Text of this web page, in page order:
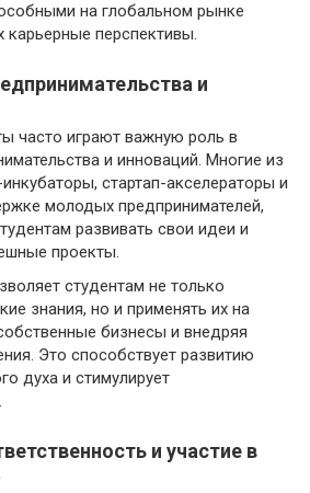
на глобальном рынке
карьерные перспективы.
и
часто играют важную роль в
и инноваций. Многие из
стартап-акселераторы и
молодых предпринимателей,
развивать свои идеи и
проекты.
студентам не только
знания, но и применять их на
бизнесы и внедряя
Это способствует развитию
духа и стимулирует
и участие в